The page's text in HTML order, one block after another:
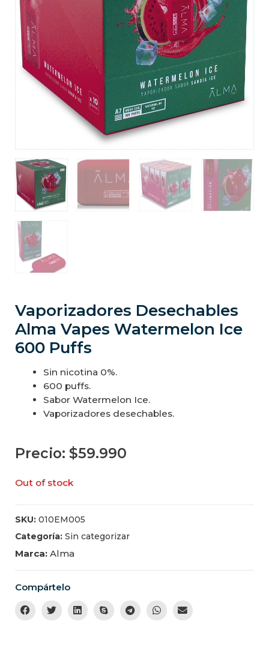
Vaporizadores Desechables
Alma Vapes Watermelon Ice
600 Puffs
Sin nicotina 0%.
600 puffs.
Sabor Watermelon Ice.
Vaporizadores desechables.
Precio: $59.990
Out of stock
SKU: 010EM005
Categoría: Sin categorizar
Marca: Alma
Compártelo